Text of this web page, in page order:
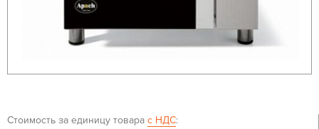
Стоимость за единицу товара с НДС: